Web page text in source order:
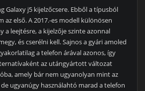
Galaxy j5 kijelzőcsere. Ebből a típusból
az első. A 2017.-es modell különösen
a leejtésre, a kijelzője szinte azonnal
és cserélni kell. Sajnos a gyári amoled
a telefon árával azonos, így
az utángyártott változat
amely bár nem ugyanolyan mint az
ugyanúgy használahtó marad a telefon